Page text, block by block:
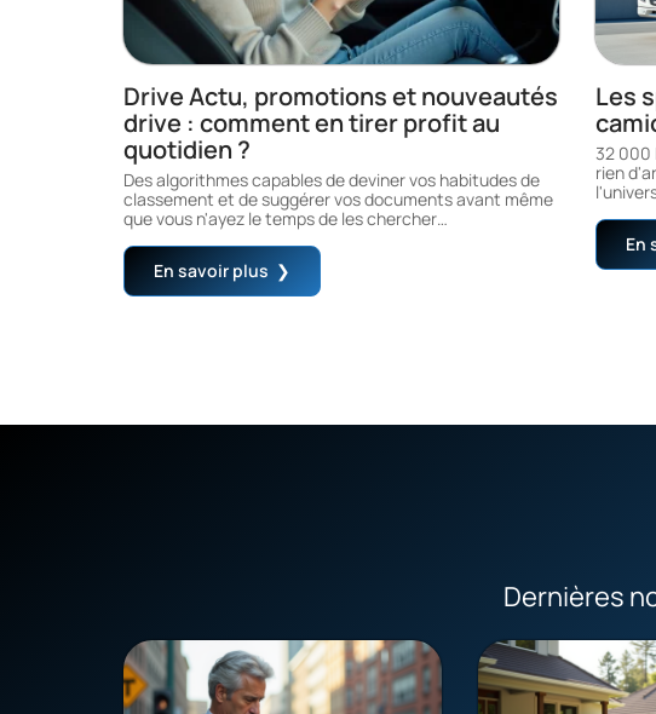
Drive Actu, promotions et nouveautés
drive : comment en tirer profit au
quotidien ?
Des algorithmes capables de deviner vos habitudes de
classement et de suggérer vos documents avant même
que vous n'ayez le temps de les chercher…
En savoir plus
Les
32 000
rien
En
Dernières